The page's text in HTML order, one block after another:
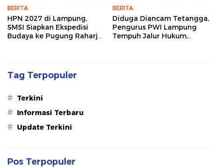
BERITA
HPN 2027 di Lampung,
SMSI Siapkan Ekspedisi
Budaya ke Pugung Raharjo
BERITA
Diduga Diancam Tetangga,
Pengurus PWI Lampung
Tempuh Jalur Hukum,
Tag Terpopuler
# Terkini
# Informasi Terbaru
# Update Terkini
Pos Terpopuler